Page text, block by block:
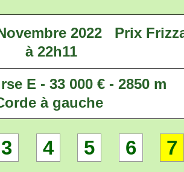
2022
Prix
à 22h11
E - 33 000 € - 2850 m
à gauche
3 4 5 6 7